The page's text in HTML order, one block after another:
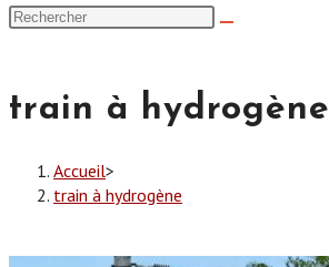
train à hydrogène
Accueil>
train à hydrogène